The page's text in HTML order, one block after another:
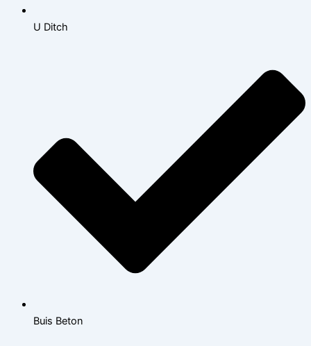
U Ditch
Buis Beton